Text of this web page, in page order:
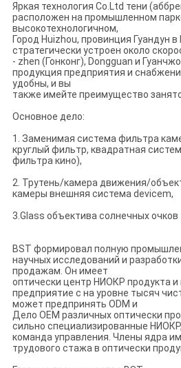
Яркая технология Co.Ltd тени
расположен на промышленном
высокотехнологичном,
Город Huizhou, провинция Гуандун в
стратегически устроен около
- zhen (Гонконг), Dongguan и
продукция предприятия и
удобны, и вы
также имейте преимущество
Основное дело:
1. Заменимая система фильтра
круглый фильтр, квадратная
фильтра кино),
2. Трутень/камера движения/
камеры внешняя система devicem,
3.Glass объектива солнечных очков
BST формировал полную
научных исследований и
продажам. Он имеет
оптически центр НИОКР продукта
предприятие с на уровне тысяч
может предпринять ODM и
Дело OEM различных оптически
сильно специализированные
команда управления. Члены ядра
трудового стажа в оптически